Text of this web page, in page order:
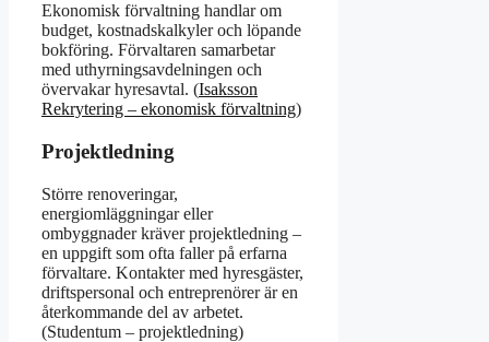
Ekonomisk förvaltning handlar om
budget, kostnadskalkyler och löpande
bokföring. Förvaltaren samarbetar
med uthyrningsavdelningen och
övervakar hyresavtal. (Isaksson
Rekrytering – ekonomisk förvaltning)
Projektledning
Större renoveringar,
energiomläggningar eller
ombyggnader kräver projektledning –
en uppgift som ofta faller på erfarna
förvaltare. Kontakter med hyresgäster,
driftspersonal och entreprenörer är en
återkommande del av arbetet.
(Studentum – projektledning)